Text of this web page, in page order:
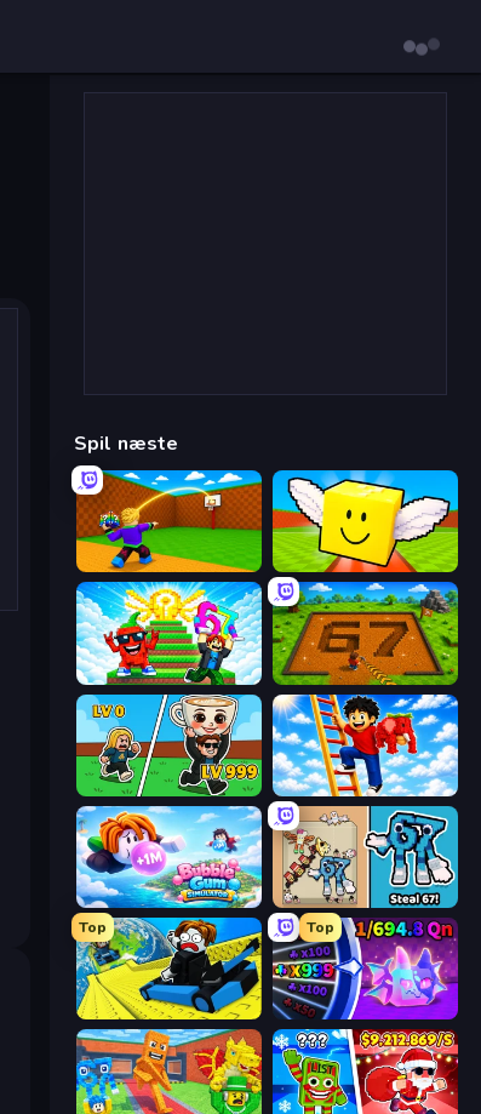
Spil næste
Throw a Lucky Block Lucky Brainrot Blocks Online
Run and Jump for Brainrot Obby: Dig Brainrots
Brainrot Arena Online Ladder to Brainhot: Climb
Bubble Gum Simulator 67 Steal a Brainrot Game
Top
Cart Ride Danger Mount
Top
Meeland.io